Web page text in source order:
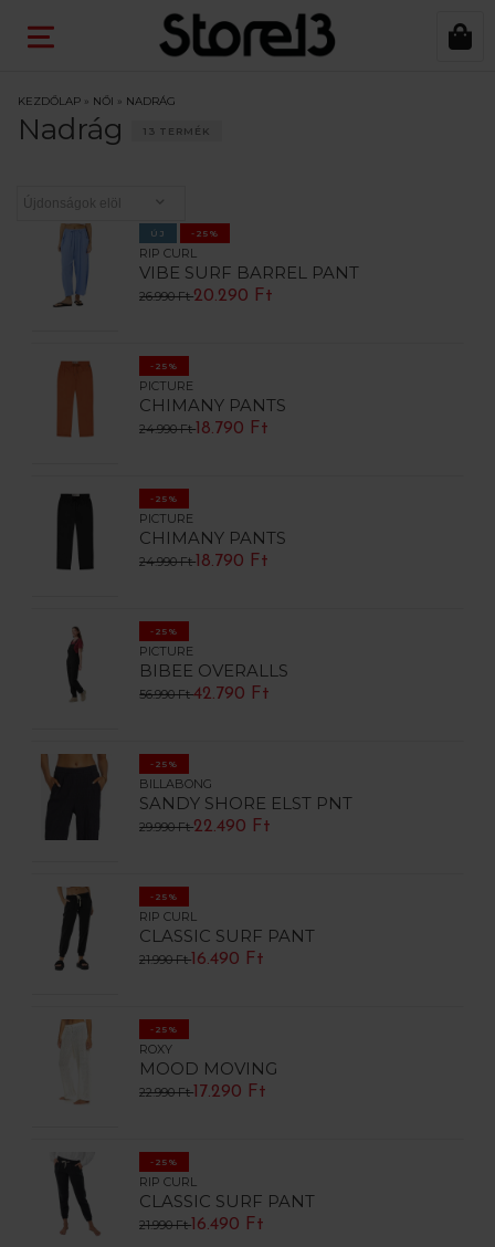
KEZDŐLAP » NŐI » NADRÁG
Nadrág 13 TERMÉK
ÚJ -25%
RIP CURL
VIBE SURF BARREL PANT
26.990 Ft20.290 Ft
-25%
PICTURE
CHIMANY PANTS
24.990 Ft 18.790 Ft
-25%
PICTURE
CHIMANY PANTS
24.990 Ft 18.790 Ft
-25%
PICTURE
BIBEE OVERALLS
56.990 Ft42.790 Ft
-25%
BILLABONG
SANDY SHORE ELST PNT
29.990 Ft22.490 Ft
-25%
RIP CURL
CLASSIC SURF PANT
21.990 Ft 16.490 Ft
-25%
ROXY
MOOD MOVING
22.990 Ft 17.290 Ft
-25%
RIP CURL
CLASSIC SURF PANT
21.990 Ft 16.490 Ft